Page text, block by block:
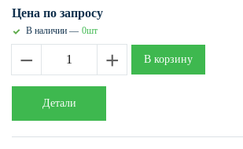
Детали
Цена по запросу
В наличии — 0шт
− + В корзину